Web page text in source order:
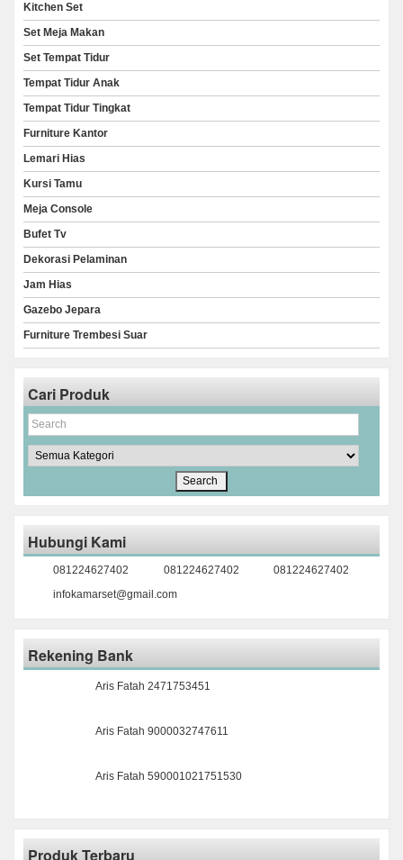
Kitchen Set
Set Meja Makan
Set Tempat Tidur
Tempat Tidur Anak
Tempat Tidur Tingkat
Furniture Kantor
Lemari Hias
Kursi Tamu
Meja Console
Bufet Tv
Dekorasi Pelaminan
Jam Hias
Gazebo Jepara
Furniture Trembesi Suar
Cari Produk
Hubungi Kami
081224627402 081224627402
081224627402
infokamarset@gmail.com
Rekening Bank
Aris Fatah 2471753451
Aris Fatah 9000032747611
Aris Fatah 590001021751530
Produk Terbaru